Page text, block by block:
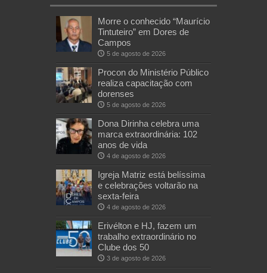
Morre o conhecido “Maurício
Tintuteiro” em Dores de
Campos
5 de agosto de 2026
Procon do Ministério Público
realiza capacitação com
dorenses
5 de agosto de 2026
Dona Dirinha celebra uma
marca extraordinária: 102
anos de vida
4 de agosto de 2026
Igreja Matriz está belíssima
e celebrações voltarão na
sexta-feira
4 de agosto de 2026
Erivélton e HJ, fazem um
trabalho extraordinário no
Clube dos 50
3 de agosto de 2026